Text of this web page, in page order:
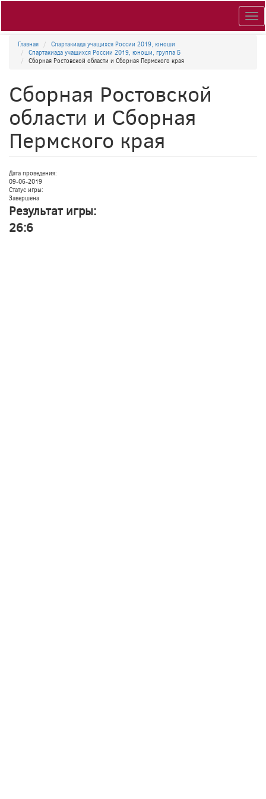
Главная
Спартакиада учащихся России 2019, юноши
Спартакиада учащихся России 2019, юноши, группа Б
Сборная Ростовской области и Сборная Пермского края
Сборная Ростовской
области и Сборная
Пермского края
Дата проведения:
09-06-2019
Статус игры:
Завершена
Результат игры:
26:6